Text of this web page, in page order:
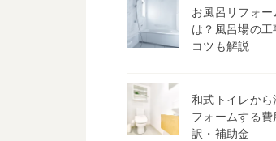
お風呂リフォ
は？風呂場の
コツも解説
和式トイレから
フォームする
訳・補助金